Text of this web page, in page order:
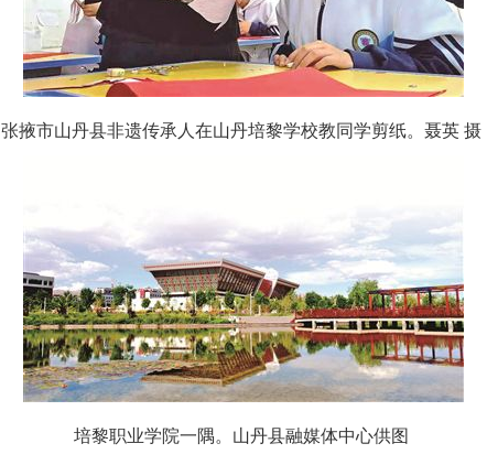
张掖市山丹县非遗传承人在山丹培黎学校教同学剪纸。聂英 摄
培黎职业学院一隅。山丹县融媒体中心供图